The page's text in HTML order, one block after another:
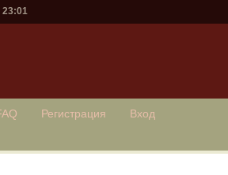
23:01
Регистрация Вход